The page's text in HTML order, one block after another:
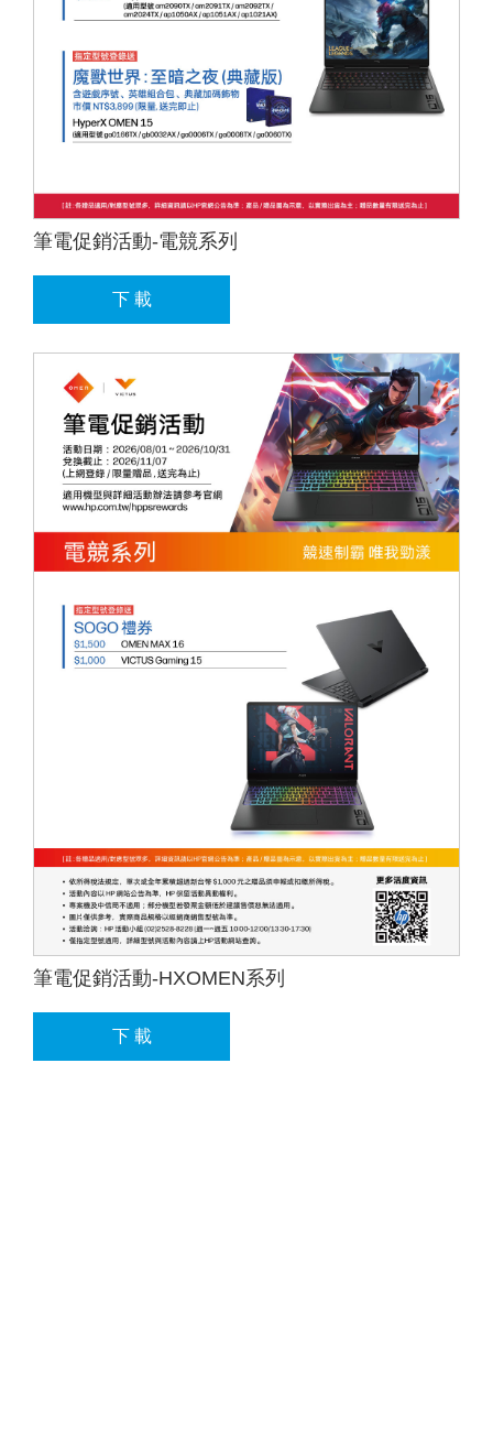
筆電促銷活動-電競系列
下 載
筆電促銷活動-HXOMEN系列
下 載